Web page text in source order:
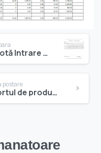
Totul despre NIR – Notă Intrare recepție
postare
Totul despre raportul de producție